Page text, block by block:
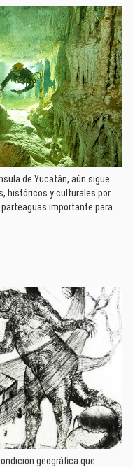
de Yucatán, aún sigue
históricos y culturales por
importante para...
geográfica que